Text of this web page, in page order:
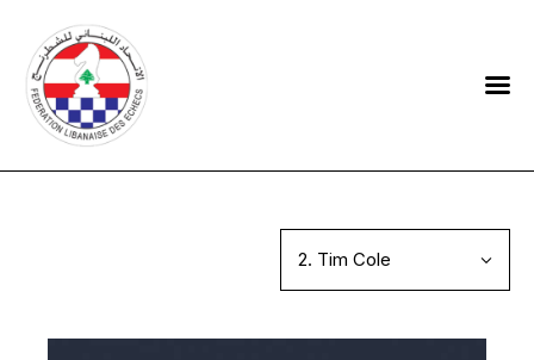
HOME
FEDERATION